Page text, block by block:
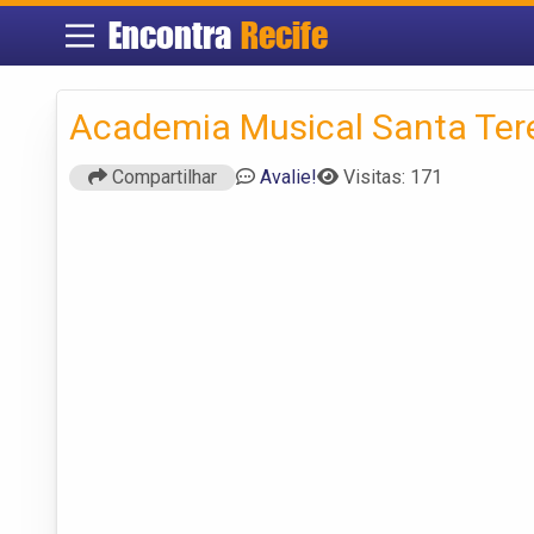
Encontra Recife
Academia Musical Santa
Compartilhar Avalie! Visitas: 171